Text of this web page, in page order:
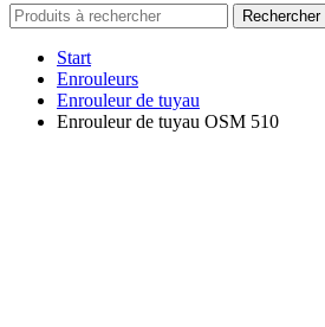
Rechercher
Start
Enrouleurs
Enrouleur de tuyau
Enrouleur de tuyau OSM 510